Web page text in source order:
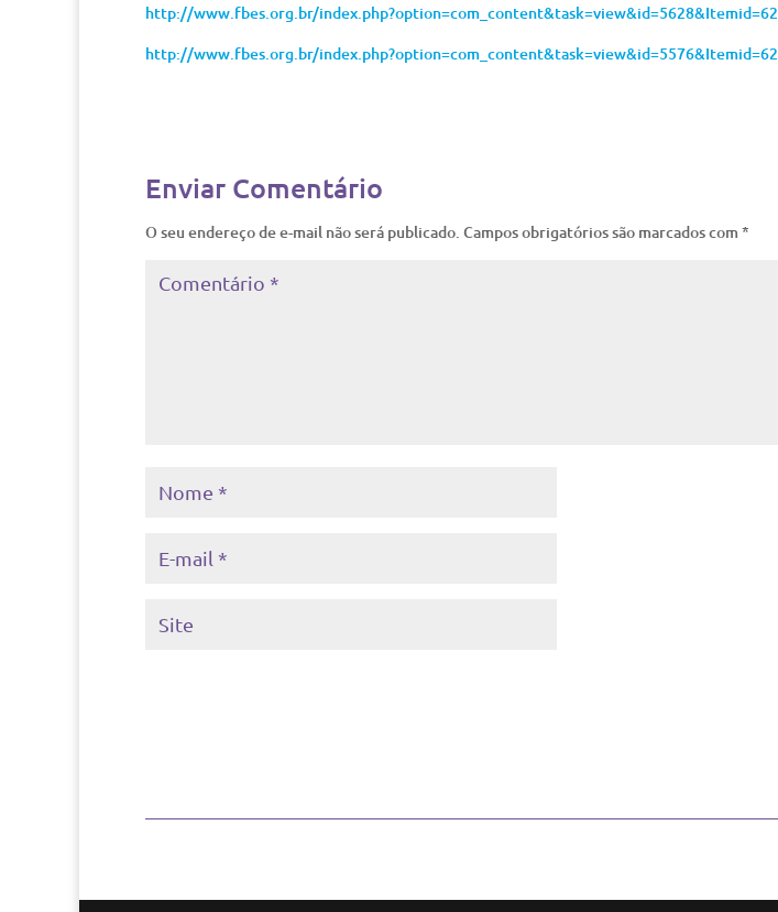
http://www.fbes.org.br/index.php?option=com_content&task=view&id=5628&Itemid=62
http://www.fbes.org.br/index.php?option=com_content&task=view&id=5576&Itemid=62
Enviar Comentário
O seu endereço de e-mail não será publicado. Campos obrigatórios são marcados com *